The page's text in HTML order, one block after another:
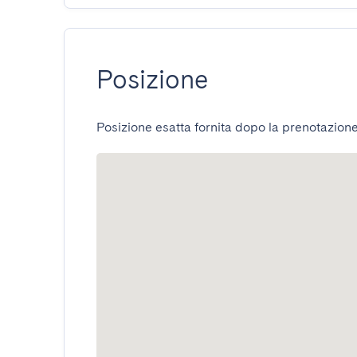
Posizione
Posizione esatta fornita dopo la